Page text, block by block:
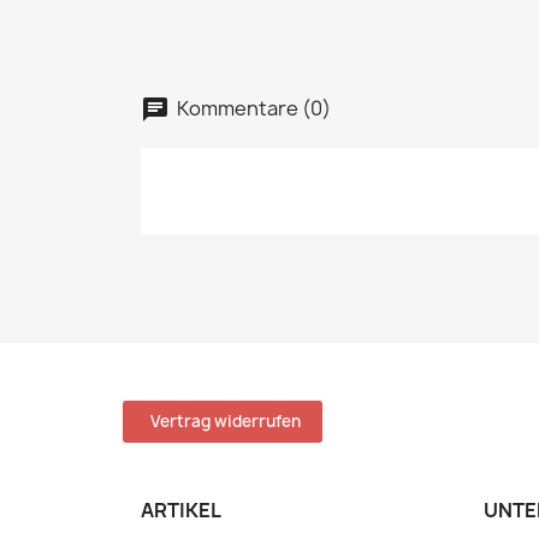
Kommentare (0)
Vertrag widerrufen
ARTIKEL